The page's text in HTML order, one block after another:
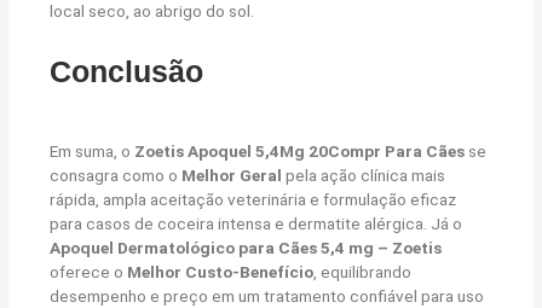
local seco, ao abrigo do sol.
Conclusão
Em suma, o Zoetis Apoquel 5,4Mg 20Compr Para Cães se
consagra como o Melhor Geral pela ação clínica mais
rápida, ampla aceitação veterinária e formulação eficaz
para casos de coceira intensa e dermatite alérgica. Já o
Apoquel Dermatológico para Cães 5,4 mg – Zoetis
oferece o Melhor Custo-Benefício , equilibrando
desempenho e preço em um tratamento confiável para uso